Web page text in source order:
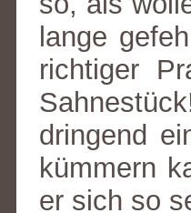
lange
richtiger
dringend
kümmern
er sich so